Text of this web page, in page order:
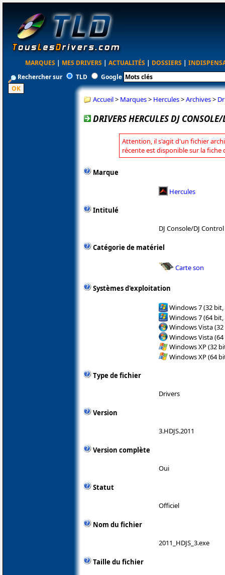
MARQUES | MES DRIVERS | ACTUALITÉS | DOSSIERS |
Rechercher sur
TLD Google
Accueil> Marques> Hercules>Archives>
DRIVERS HERCULES DJ
Attention, il s'agit d'un fichier
récente est disponible sur la fiche
Marque
Hercules
Intitulé
DJ Console/DJ Control
Catégorie de matériel
Carte son
Systèmes d'exploitation
Windows 7 (32 bit,
Windows 7 (64 bit,
Windows Vista
Windows Vista
Windows XP (32
Windows XP (64
Type de fichier
Drivers
Version
3.HDJS.2011
Version complète
Oui
Statut
Officiel
Nom du fichier
2011_HDJS_3.exe
Taille du fichier